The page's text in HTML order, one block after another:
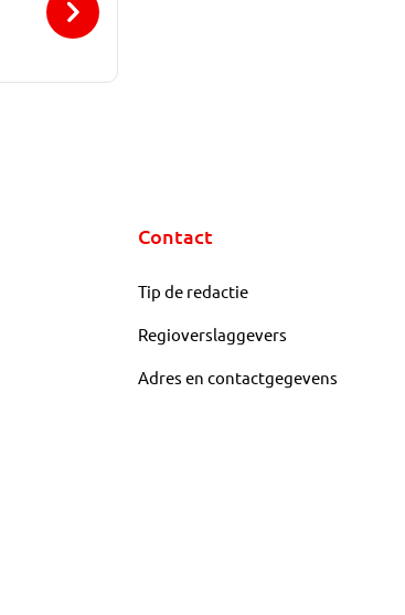
Contact
Tip de redactie
Regioverslaggevers
Adres en contactgegevens